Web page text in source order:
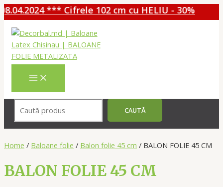
*** Cifrele 102 cm cu HELIU - 30%
Перейти
содержимому
MAIN
MENU
CAUTĂ
Home / Baloane folie / Balon folie 45 cm / BALON FOLIE 45 CM
BALON FOLIE 45 CM